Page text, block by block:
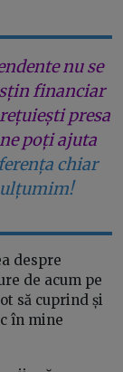
nu se
financiar
presa
poți ajuta
chiar
despre
de acum pe
să cuprind și
în mine